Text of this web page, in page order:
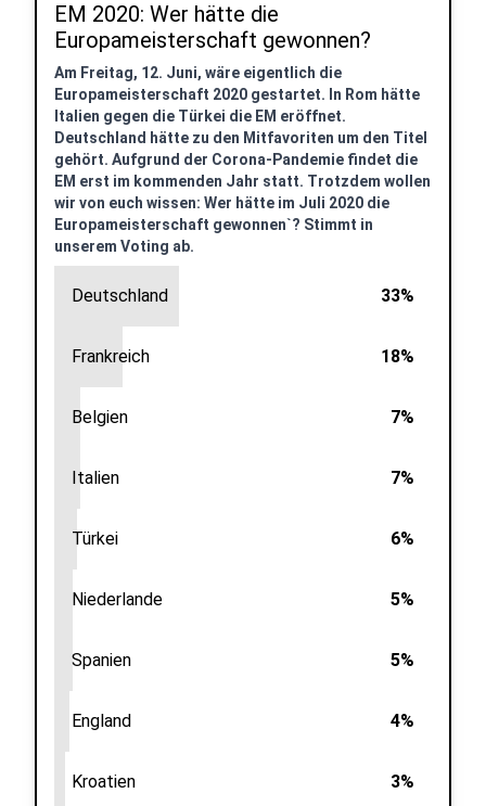
EM 2020: Wer hätte die
Europameisterschaft gewonnen?
Am Freitag, 12. Juni, wäre eigentlich die
Europameisterschaft 2020 gestartet. In Rom hätte
Italien gegen die Türkei die EM eröffnet.
Deutschland hätte zu den Mitfavoriten um den Titel
gehört. Aufgrund der Corona-Pandemie findet die
EM erst im kommenden Jahr statt. Trotzdem wollen
wir von euch wissen: Wer hätte im Juli 2020 die
Europameisterschaft gewonnen`? Stimmt in
unserem Voting ab.
Deutschland 33%
Frankreich 18%
Belgien 7%
Italien 7%
Türkei 6%
Niederlande 5%
Spanien 5%
England 4%
Kroatien 3%